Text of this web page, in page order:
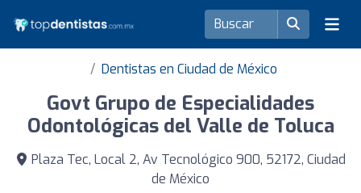
Dentistas en Ciudad de México
Govt Grupo de Especialidades
Odontológicas del Valle de Toluca
Plaza Tec, Local 2, Av Tecnológico 900, 52172, Ciudad
de México